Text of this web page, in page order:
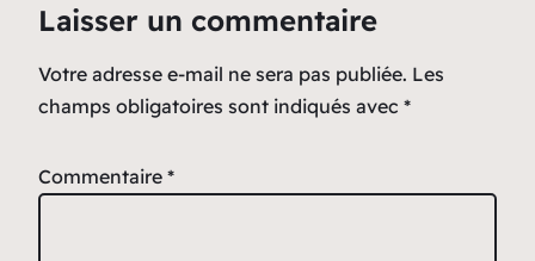
Laisser un commentaire
Votre adresse e-mail ne sera pas publiée. Les
champs obligatoires sont indiqués avec *
Commentaire *